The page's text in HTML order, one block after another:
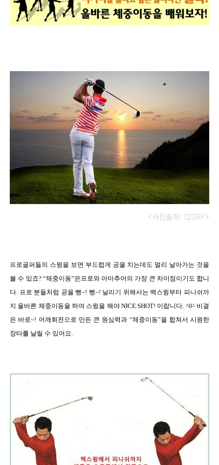
<사진출처: 123RF>
프로골퍼들의 스윙을 보면 부드럽게 공을 치는데도 멀리 날아가는 것을
볼 수 있죠? “체중이동”은프로와 아마추어의 가장 큰 차이점이기도 합니
다 프로 분들처럼 공을 뻥~! 뻥~! 날리기 위해서는 백스윙부터 피니쉬까
지 올바른 체중이동을 하여 스윙을 해야NICE SHOT! 이랍니다 . ^0^ 비결
은 바로~! 어깨회전으로 만든 큰 원심력과 “체중이동”을 합쳐서 시원한
장타를 날릴 수 있어요